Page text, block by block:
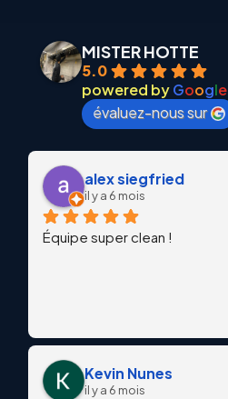
MISTER HOTTE
5.0
powered byGoogle
évaluez-nous sur
alex siegfried
il y a 6 mois
Équipe super clean !
Kevin Nunes
il y a 6 mois